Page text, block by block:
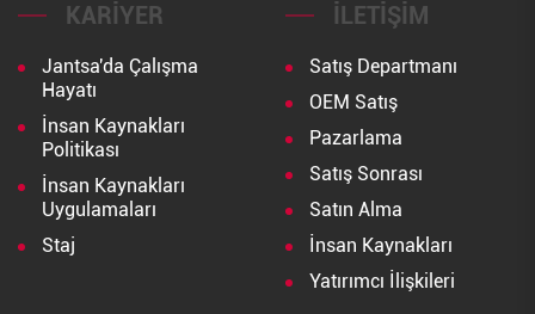
KARIYER
Jantsa'da Çalışma
Hayatı
İnsan Kaynakları
Politikası
İnsan Kaynakları
Uygulamaları
Staj
İLETIŞIM
Satış Departmanı
OEM Satış
Pazarlama
Satış Sonrası
Satın Alma
İnsan Kaynakları
Yatırımcı İlişkileri